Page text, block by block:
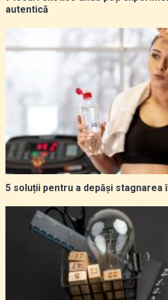
autentică
5 soluții pentru a depăși stagnarea